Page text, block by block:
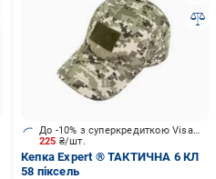
225 ₴/шт.
До -10% з суперкредиткою Visa Вигода
Кепка Expert ® ТАКТИЧНА 6 КЛ
58 піксель